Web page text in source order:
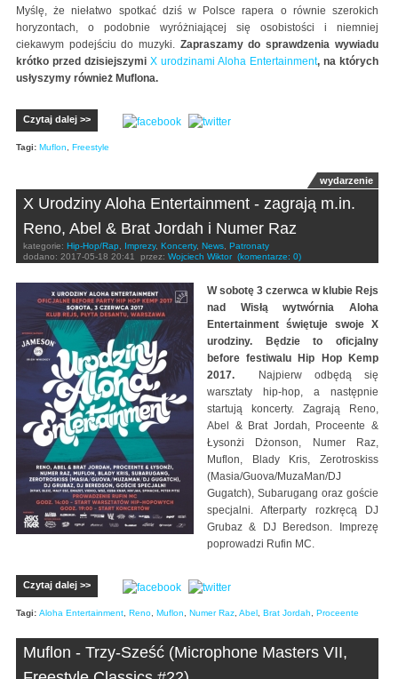
Myślę, że niełatwo spotkać dziś w Polsce rapera o równie szerokich
horyzontach, o podobnie wyróżniającej się osobistości i niemniej
ciekawym podejściu do muzyki. Zapraszamy do sprawdzenia wywiadu
krótko przed dzisiejszymi X urodzinami Aloha Entertainment, na których
usłyszymy również Muflona.
Czytaj dalej >>
Tagi: Muflon Freestyle
wydarzenie
X Urodziny Aloha Entertainment - zagrają m.in.
Reno, Abel & Brat Jordah i Numer Raz
kategorie: Hip-Hop/Rap Imprezy, Koncerty, News Patronaty
dodano: 2017-05-18 20:41 przez: Wojciech Wiktor (komentarze: 0)
W sobotę 3 czerwca w klubie Rejs
nad Wisłą wytwórnia Aloha
Entertainment świętuje swoje X
urodziny. Będzie to oficjalny
before festiwalu Hip Hop Kemp
2017. Najpierw odbędą się
warsztaty hip-hop, a następnie
startują koncerty. Zagrają Reno,
Abel & Brat Jordah, Proceente &
Łysonżi Dżonson, Numer Raz,
Muflon, Blady Kris, Zerotroskiss
(Masia/Guova/MuzaMan/DJ
Gugatch), Subarugang oraz goście
specjalni. Afterparty rozkręcą DJ
Grubaz & DJ Beredson. Imprezę
poprowadzi Rufin MC.
Czytaj dalej >>
Tagi: Aloha Entertainment Reno Muflon Numer Raz Abel Brat Jordah Proceente
Muflon - Trzy-Sześć (Microphone Masters VII,